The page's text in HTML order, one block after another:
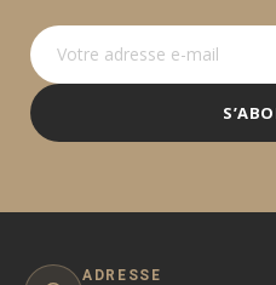
ADRESSE